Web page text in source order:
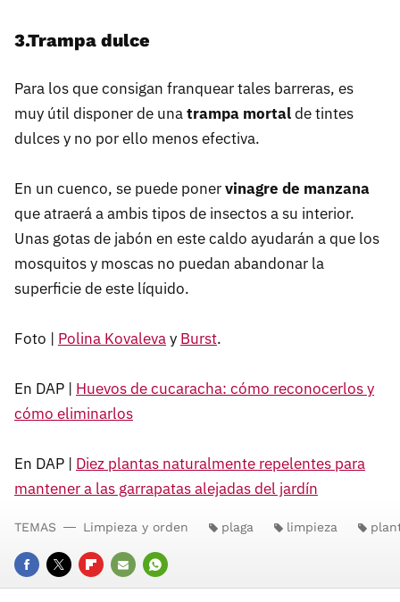
3.Trampa dulce
Para los que consigan franquear tales barreras, es
muy útil disponer de unatrampa mortalde tintes
dulces y no por ello menos efectiva.
En un cuenco, se puede ponervinagre de manzana
que atraerá a ambis tipos de insectos a su interior.
Unas gotas de jabón en este caldo ayudarán a que los
mosquitos y moscas no puedan abandonar la
superficie de este líquido.
Foto | Polina Kovalevay Burst.
En DAP | Huevos de cucaracha: cómo reconocerlos y
cómo eliminarlos
En DAP | Diez plantas naturalmente repelentes para
mantener a las garrapatas alejadas del jardín
FACEBOOK
TWITTERFLIPBOARD
E- WHATSAPP
TEMAS Limpieza y orden plaga limpieza